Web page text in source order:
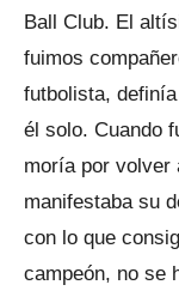
Ball Club. El
fuimos
futbolista,
él solo. Cuando
moría por volver
manifestaba su
con lo que
campeón, no se